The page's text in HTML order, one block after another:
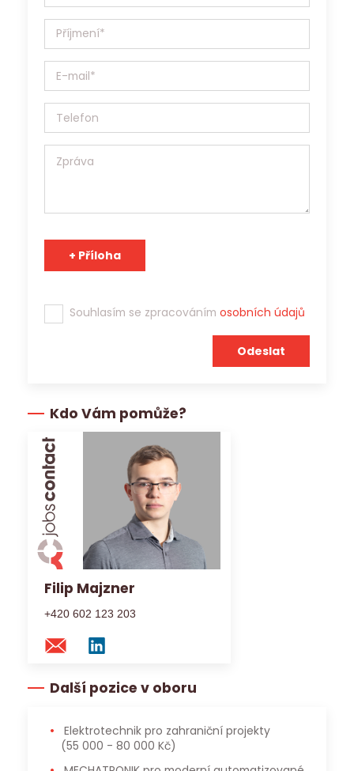
osobní údaje (životopis, případně další materiály)
zpracovávat v souladu se Zákonem o ochraně osobních
údajů 110/2019 Sb. a v souladu s Obecným nařízením o
ochraně osobních údajů (EU) 2016/679, a to výhradně za
zprostředkování zaměstnání. Jobs Contact je pracovní
agentura s platným povolením Generálního ředitelství
poskytnout třetím stranám.
Souhlasím se zpracováním osobních údajů
Kdo Vám pomůže?
Filip Majzner
+420 602 123 203
Další pozice v oboru
Elektrotechnik pro zahraniční projekty
(55 000 - 80 000 Kč)